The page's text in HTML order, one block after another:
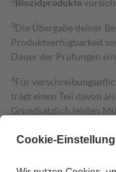
Biozidprodukte
3Die Übergabe deiner
Produktverfügbarkeit
Dauer der Prüfungen
4Für
trägt einen Teil davon
Grundsätzlich leisten
Diese Regeln gelten
Um das Engagement